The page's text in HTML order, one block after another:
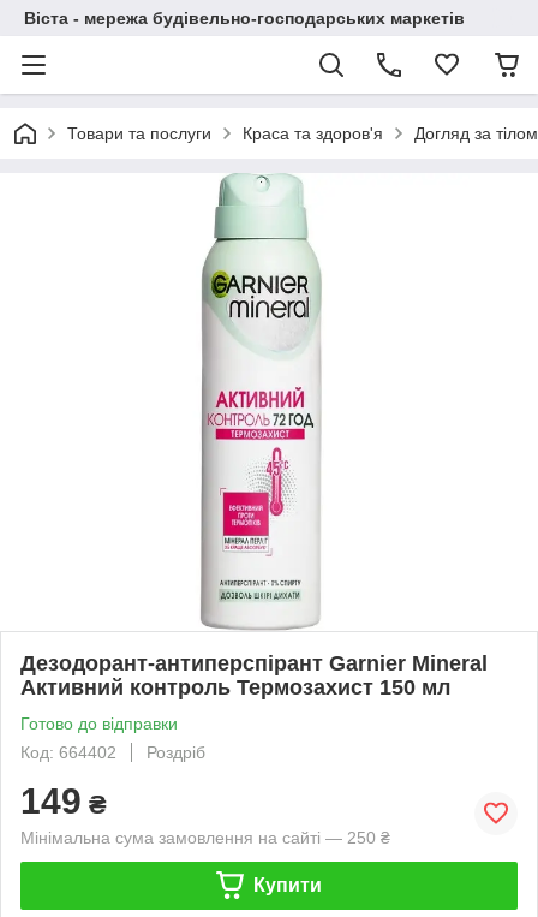
Віста - мережа будівельно-господарських маркетів
Товари та послуги Краса та здоров'я Догляд за тілом
Дезодорант-антиперспірант Garnier Mineral
Активний контроль Термозахист 150 мл
Готово до відправки
Код: 664402
Роздріб
149 ₴
Мінімальна сума замовлення на сайті — 250 ₴
Купити